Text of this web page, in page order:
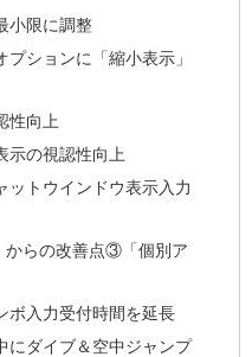
小限に調整
ションに「縮小表示」
性向上
示の視認性向上
ットウインドウ表示入力
からの改善点③「個別ア
ボ入力受付時間を延長
にダイブ＆空中ジャンプ